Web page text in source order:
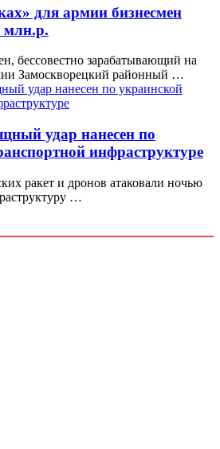
для армии бизнесмен
млн.р.
бессовестно зарабатывающий на
Замоскворецкий районный …
удар нанесен по
инфраструктуре
ракет и дронов атаковали ночью
…